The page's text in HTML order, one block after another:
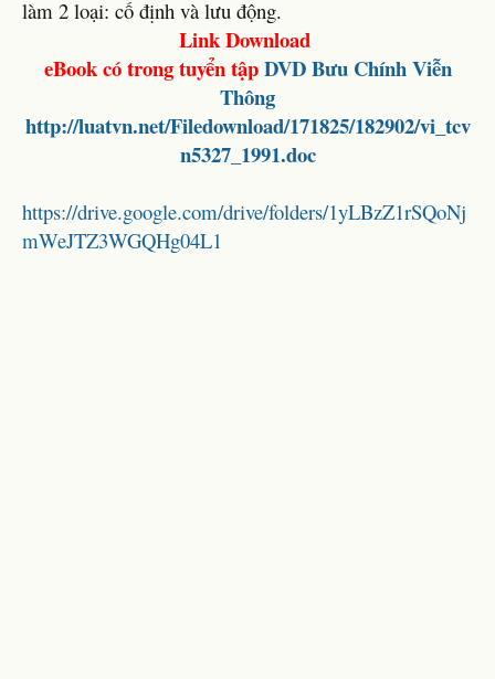
làm 2 loại: cố định và lưu động.
Link Download
eBook có trong tuyển tậpDVDBưu Chính Viễn
Thông
http://luatvn.net/Filedownload/171825/182902/vi_tcv
n5327_1991.doc
https://drive.google.com/drive/folders/1yLBzZ1rSQoNj
mWeJTZ3WGQHg04L1